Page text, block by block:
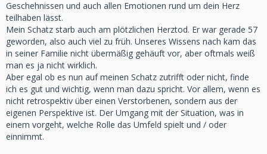
Geschehnissen und auch allen Emotionen rund um dein Herz
teilhaben lässt.
Mein Schatz starb auch am plötzlichen Herztod. Er war gerade 57
geworden, also auch viel zu früh. Unseres Wissens nach kam das
in seiner Familie nicht übermäßig gehäuft vor, aber oftmals weiß
man es ja nicht wirklich.
Aber egal ob es nun auf meinen Schatz zutrifft oder nicht, finde
ich es gut und wichtig, wenn man dazu spricht. Vor allem, wenn es
nicht retrospektiv über einen Verstorbenen, sondern aus der
eigenen Perspektive ist. Der Umgang mit der Situation, was in
einem vorgeht, welche Rolle das Umfeld spielt und / oder
einnimmt.